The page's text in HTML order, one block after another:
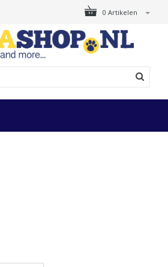
0 Artikelen